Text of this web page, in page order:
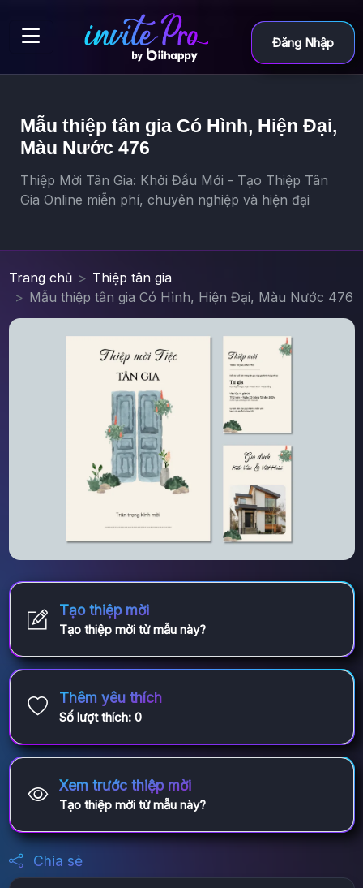
Đăng Nhập
Mẫu thiệp tân gia Có Hình, Hiện Đại,
Màu Nước 476
Thiệp Mời Tân Gia: Khởi Đầu Mới - Tạo Thiệp Tân
Gia Online miễn phí, chuyên nghiệp và hiện đại
Trang chủ
Thiệp tân gia
Mẫu thiệp tân gia Có Hình, Hiện Đại, Màu Nước 476
Tạo thiệp mời
Tạo thiệp mời từ mẫu này?
Thêm yêu thích
Số lượt thích: 0
Xem trước thiệp mời
Tạo thiệp mời từ mẫu này?
Chia sẻ